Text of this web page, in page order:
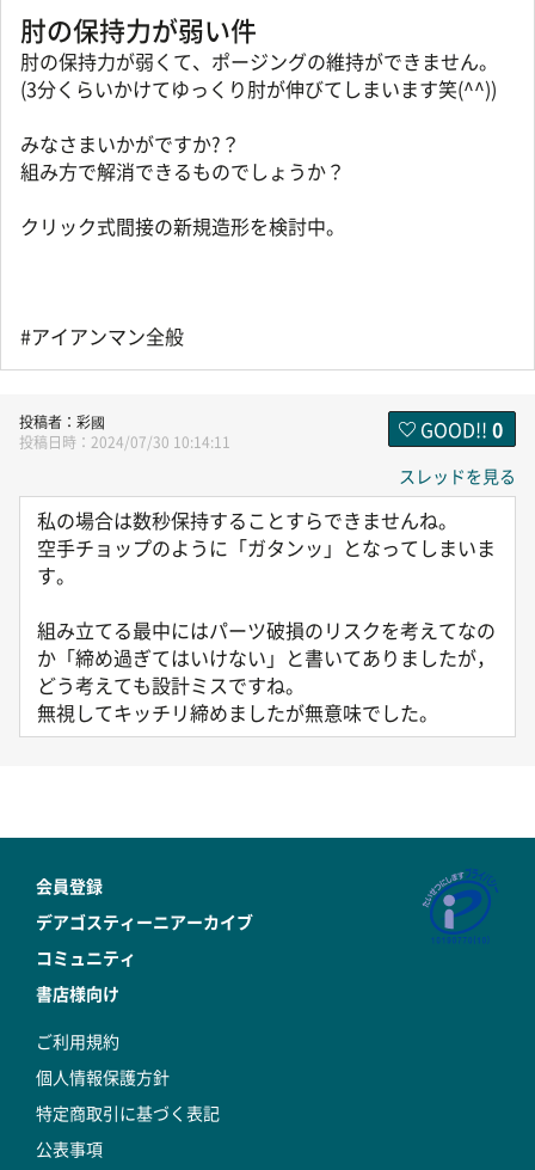
肘の保持力が弱い件
肘の保持力が弱くて、ポージングの維持ができません。
(3分くらいかけてゆっくり肘が伸びてしまいます笑(^^))
みなさまいかがですか?？
組み方で解消できるものでしょうか？
クリック式間接の新規造形を検討中。
#アイアンマン全般
私の場合は数秒保持することすらできませんね。
空手チョップのように「ガタンッ」となってしまいま
す。
組み立てる最中にはパーツ破損のリスクを考えてなの
か「締め過ぎてはいけない」と書いてありましたが，
どう考えても設計ミスですね。
無視してキッチリ締めましたが無意味でした。
2024/07/30 10:14:11
彩國 GOOD!! 0
スレッドを見る
会員登録
デアゴスティーニアーカイブ
コミュニティ
書店様向け
ご利用規約
個人情報保護方針
特定商取引に基づく表記
公表事項